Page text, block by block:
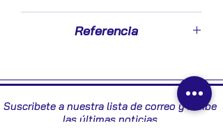
Referencia
Suscribete a nuestra lista de correo y recibe
las últimas noticias